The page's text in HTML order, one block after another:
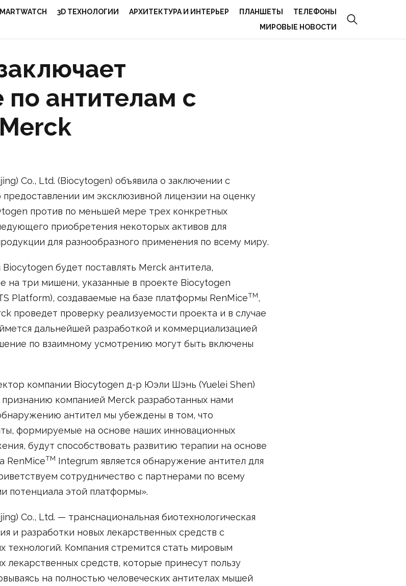
3D ТЕХНОЛОГИИ АРХИТЕКТУРА И ИНТЕРЬЕР ПЛАНШЕТЫ
ТЕЛЕФОНЫ
МИРОВЫЕ НОВОСТИ
антителам с
Co., Ltd. (Biocytogen) объявила о заключении с
им эксклюзивной лицензии на оценку
против по меньшей мере трех конкретных
приобретения некоторых активов для
для разнообразного применения по всему миру.
будет поставлять Merck антитела,
на три мишени, указанные в проекте Biocytogen
Platform), создаваемые на базе платформы RenMiceTM,
проведет проверку реализуемости проекта и в случае
дальнейшей разработкой и коммерциализацией
по взаимному усмотрению могут быть включены
компании Biocytogen д-р Юэли Шэнь (Yuelei Shen)
компанией Merck разработанных нами
антител мы убеждены в том, что
формируемые на основе наших инновационных
будут способствовать развитию терапии на основе
RenMiceTM Integrum является обнаружение антител для
сотрудничество с партнерами по всему
потенциала этой платформы».
Co., Ltd. — транснациональная биотехнологическая
и разработки новых лекарственных средств с
технологий. Компания стремится стать мировым
лекарственных средств, которые принесут пользу
на полностью человеческих антителах мышей